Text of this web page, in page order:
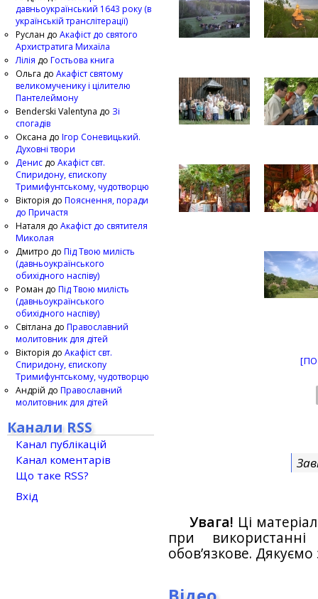
Увага! Ці
при
обов’язкове.
давньоукраїнський 1643 року (в
українській транслітерації)
Руслан до Акафіст до святого
Архистратига Михаїла
Лілія до Гостьова книга
Ольга до Акафіст святому
великомученику і цілителю
Пантелеймону
Benderski Valentyna до Зі
спогадів
Оксана до Ігор Соневицький.
Духовні твори
Денис до Акафіст свт.
Спиридону, єпископу
Тримифунтському, чудотворцю
Вікторія до Пояснення, поради
до Причастя
Наталя до Акафіст до святителя
Миколая
Дмитро до Під Твою милість
(давньоукраїнського
обихідного наспіву)
Роман до Під Твою милість
(давньоукраїнського
обихідного наспіву)
Світлана до Православний
молитовник для дітей
Вікторія до Акафіст свт.
Спиридону, єпископу
Тримифунтському, чудотворцю
Андрій до Православний
молитовник для дітей
Канали RSS
Канал публікацій
Канал коментарів
Що таке RSS?
Вхід